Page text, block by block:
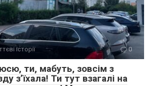
історії 0
ти, мабуть, зовсім з
з’їхала! Ти тут взагалі на